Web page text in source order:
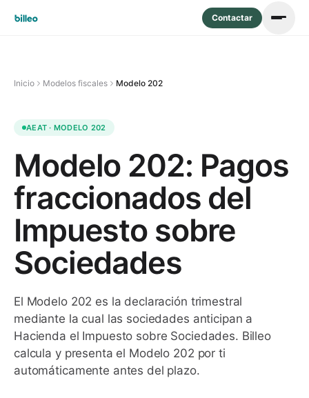
Contactar
Inicio Modelos fiscales Modelo 202
AEAT · MODELO 202
Modelo 202: Pagos
fraccionados del
Impuesto sobre
Sociedades
El Modelo 202 es la declaración trimestral
mediante la cual las sociedades anticipan a
Hacienda el Impuesto sobre Sociedades. Billeo
calcula y presenta el Modelo 202 por ti
automáticamente antes del plazo.